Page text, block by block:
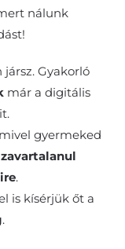
nálunk
Gyakorló
már a digitális
gyermeked
.
is kísérjük őt a
.